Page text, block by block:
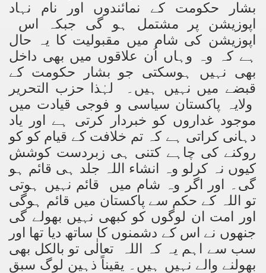
بشار حکومت کے نمائندوں اور نام نہاد
اپوزیشن پر مشتمل ہو گی جبکہ اس
اپوزیشن کی شام میں مقبولیت کا یہ حال
ہے کہ وہ وہاں اُن علاقوں میں بھی داخل
بھی نہیں ہوسکتی جو بشار حکومت کے
قبضے میں نہیں ہیں۔ لہٰذا حزب التحریر
ولایہ پاکستان سیاسی و فوجی قیادت میں
موجود غداروں کو خبردار کرتی ہے اور یاد
دہانی کراتی ہے کہ تم خلافت کے قیام کو کو
روکنے کی چاہے کتنی ہی زبردست کوشش
کیوں نہ کرلو وہ انشاء اللہ جلد ہی قائم ہو
گی۔ اور اگر وہ شام میں قائم نہیں ہوتی
تو اللہ کے حکم سے پاکستان میں قائم ہوگی
اور امت ان لوگوں کو کبھی نہیں بھولے گی
جنھوں نے اس کے دشمنوں کا ساتھ دیا تھا اور
سب سے اہم یہ کہ اللہ تعالٰی تو بالکل بھی
بھولنے والے نہیں ہیں۔ یقیناً ذہین لوگ سبق